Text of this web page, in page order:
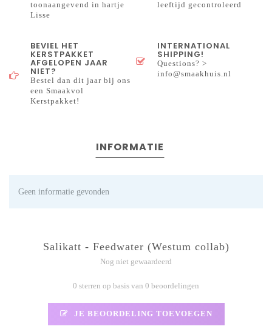
toonaangevend in hartje
Lisse
leeftijd gecontroleerd
BEVIEL HET
KERSTPAKKET
AFGELOPEN JAAR
NIET?
Bestel dan dit jaar bij ons
een Smaakvol
Kerstpakket!
INTERNATIONAL
SHIPPING!
Questions? >
info@smaakhuis.nl
INFORMATIE
Geen informatie gevonden
Salikatt - Feedwater (Westum collab)
Nog niet gewaardeerd
0 sterren op basis van 0 beoordelingen
JE BEOORDELING TOEVOEGEN